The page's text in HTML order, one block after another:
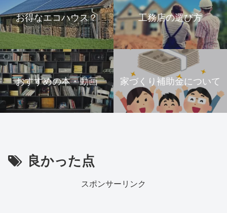
お得なエコハウス？ 工務店の選び方
おすすめの本・動画 家づくり補助金について
良かった点
スポンサーリンク